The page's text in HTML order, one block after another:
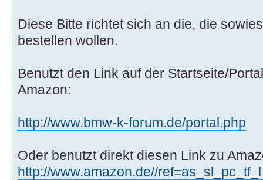
Diese Bitte richtet sich an die, die
bestellen wollen.
Benutzt den Link auf der Startseite/
Amazon:
http://www.bmw-k-forum.de/portal.php
Oder benutzt direkt diesen Link zu
http://www.amazon.de//